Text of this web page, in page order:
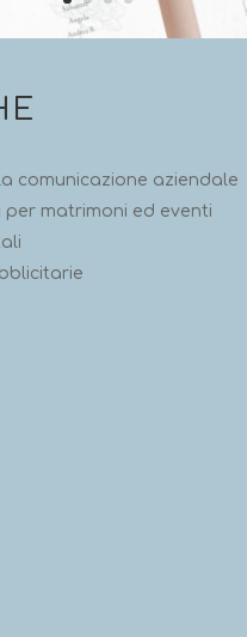
comunicazione aziendale
per matrimoni ed eventi